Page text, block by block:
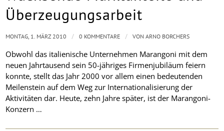
Überzeugungsarbeit
Obwohl das italienische Unternehmen Marangoni mit dem
neuen Jahrtausend sein 50-jähriges Firmenjubiläum feiern
konnte, stellt das Jahr 2000 vor allem einen bedeutenden
Meilenstein auf dem Weg zur Internationalisierung der
Aktivitäten dar. Heute, zehn Jahre später, ist der Marangoni-
Konzern …
MONTAG, 1. MÄRZ 2010 / 0 KOMMENTARE / VONARNO BORCHERS